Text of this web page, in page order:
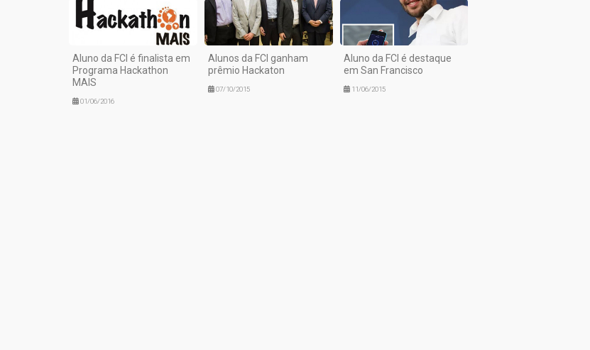
Aluno da FCI é finalista em
Programa Hackathon
MAIS
01/06/2016
Alunos da FCI ganham
prêmio Hackaton
07/10/2015
Aluno da FCI é destaque
em San Francisco
11/06/2015